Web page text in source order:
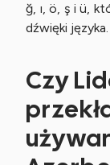
ğ, ı, ö, ş i ü,
dźwięki języka.
Czy